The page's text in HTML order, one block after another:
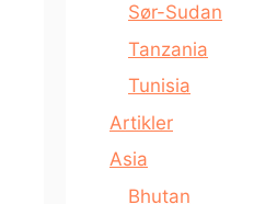
Sør-Sudan
Tanzania
Tunisia
Artikler
Asia
Bhutan